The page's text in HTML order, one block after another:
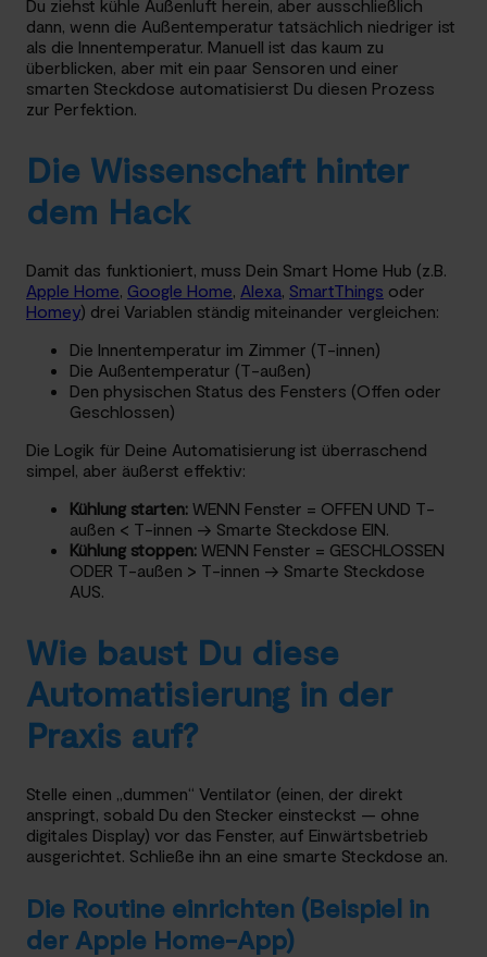
Du ziehst kühle Außenluft herein, aber ausschließlich
dann, wenn die Außentemperatur tatsächlich niedriger ist
als die Innentemperatur. Manuell ist das kaum zu
überblicken, aber mit ein paar Sensoren und einer
smarten Steckdose automatisierst Du diesen Prozess
zur Perfektion.
Die Wissenschaft hinter
dem Hack
Damit das funktioniert, muss Dein Smart Home Hub (z.B.
Apple Home, Google Home, Alexa, SmartThings oder
Homey) drei Variablen ständig miteinander vergleichen:
Die Innentemperatur im Zimmer (T-innen)
Die Außentemperatur (T-außen)
Den physischen Status des Fensters (Offen oder
Geschlossen)
Die Logik für Deine Automatisierung ist überraschend
simpel, aber äußerst effektiv:
Kühlung starten: WENN Fenster = OFFEN UND T-
außen < T-innen → Smarte Steckdose EIN.
Kühlung stoppen: WENN Fenster = GESCHLOSSEN
ODER T-außen > T-innen → Smarte Steckdose
AUS.
Wie baust Du diese
Automatisierung in der
Praxis auf?
Stelle einen „dummen“ Ventilator (einen, der direkt
anspringt, sobald Du den Stecker einsteckst — ohne
digitales Display) vor das Fenster, auf Einwärtsbetrieb
ausgerichtet. Schließe ihn an eine smarte Steckdose an.
Die Routine einrichten (Beispiel in
der Apple Home-App)